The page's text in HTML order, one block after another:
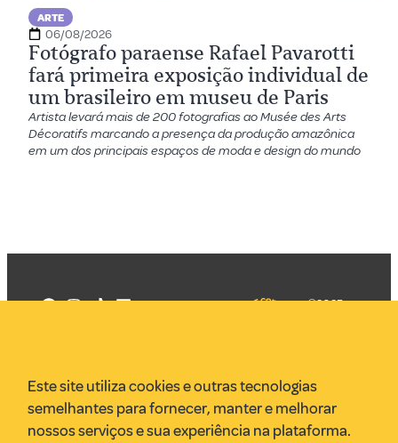
ARTE
06/08/2026
Fotógrafo paraense Rafael Pavarotti
fará primeira exposição individual de
um brasileiro em museu de Paris
Artista levará mais de 200 fotografias ao Musée des Arts
Décoratifs marcando a presença da produção amazônica
em um dos principais espaços de moda e design do mundo
VR Assessoria
Parcerias
©2025
Este site utiliza cookies e outras tecnologias
semelhantes para fornecer, manter e melhorar
nossos serviços e sua experiência na plataforma.